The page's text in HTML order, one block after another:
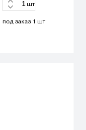
шт
под заказ 1 шт